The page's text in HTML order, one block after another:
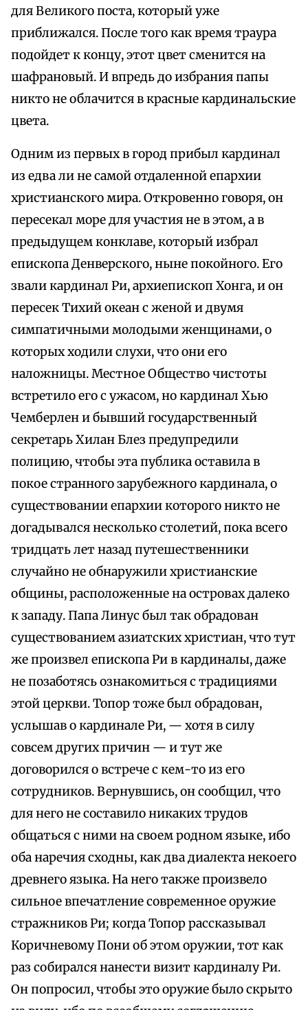
для Великого поста, который уже
приближался. После того как время траура
подойдет к концу, этот цвет сменится на
шафрановый. И впредь до избрания папы
никто не облачится в красные кардинальские
цвета.
Одним из первых в город прибыл кардинал
из едва ли не самой отдаленной епархии
христианского мира. Откровенно говоря, он
пересекал море для участия не в этом, а в
предыдущем конклаве, который избрал
епископа Денверского, ныне покойного. Его
звали кардинал Ри, архиепископ Хонга, и он
пересек Тихий океан с женой и двумя
симпатичными молодыми женщинами, о
которых ходили слухи, что они его
наложницы. Местное Общество чистоты
встретило его с ужасом, но кардинал Хью
Чемберлен и бывший государственный
секретарь Хилан Блез предупредили
полицию, чтобы эта публика оставила в
покое странного зарубежного кардинала, о
существовании епархии которого никто не
догадывался несколько столетий, пока всего
тридцать лет назад путешественники
случайно не обнаружили христианские
общины, расположенные на островах далеко
к западу. Папа Линус был так обрадован
существованием азиатских христиан, что тут
же произвел епископа Ри в кардиналы, даже
не позаботясь ознакомиться с традициями
этой церкви. Топор тоже был обрадован,
услышав о кардинале Ри, — хотя в силу
совсем других причин — и тут же
договорился о встрече с кем-то из его
сотрудников. Вернувшись, он сообщил, что
для него не составило никаких трудов
общаться с ними на своем родном языке, ибо
оба наречия сходны, как два диалекта некоего
древнего языка. На него также произвело
сильное впечатление современное оружие
стражников Ри; когда Топор рассказывал
Коричневому Пони об этом оружии, тот как
раз собирался нанести визит кардиналу Ри.
Он попросил, чтобы это оружие было скрыто